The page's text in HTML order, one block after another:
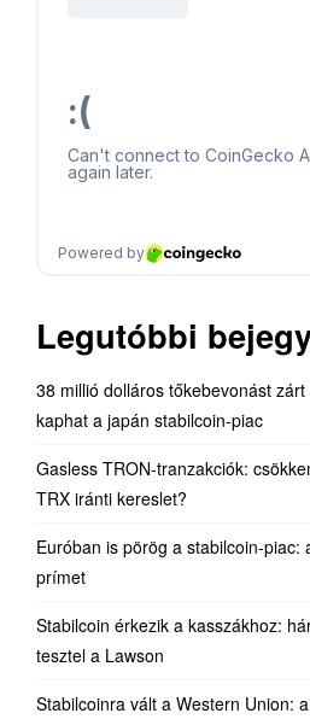
Legutóbbi
38 millió dolláros tőkebevonást
kaphat a japán stabilcoin-piac
Gasless TRON-tranzakciók:
TRX iránti kereslet?
Euróban is pörög a stabilcoin-piac:
prímet
Stabilcoin érkezik a kasszákhoz:
tesztel a Lawson
Stabilcoinra vált a Western Union: